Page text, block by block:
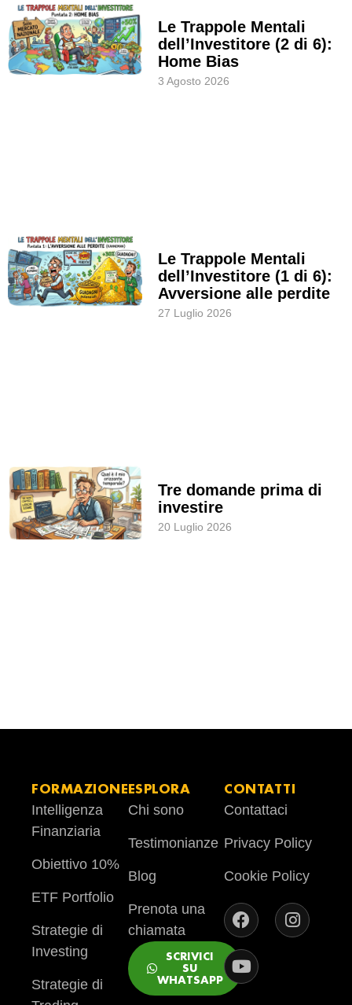
Le Trappole Mentali
dell’Investitore (2 di 6):
Home Bias
3 Agosto 2026
Le Trappole Mentali
dell’Investitore (1 di 6):
Avversione alle perdite
27 Luglio 2026
Tre domande prima di
investire
20 Luglio 2026
FORMAZIONE
Intelligenza
Finanziaria
Obiettivo 10%
ETF Portfolio
Strategie di
Investing
Strategie di
ESPLORA
Chi sono
Testimonianze
Blog
Prenota una
chiamata
SCRIVICI
SU
WHATSAPP
CONTATTI
Contattaci
Privacy Policy
Cookie Policy